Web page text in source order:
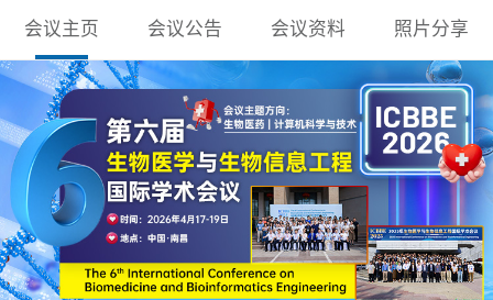
会议主页 会议公告 会议资料 照片分享